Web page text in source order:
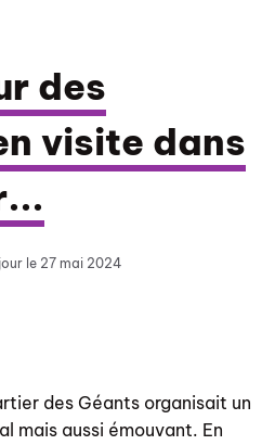
des
visite dans
le 27 mai 2024
des Géants organisait un
mais aussi émouvant. En